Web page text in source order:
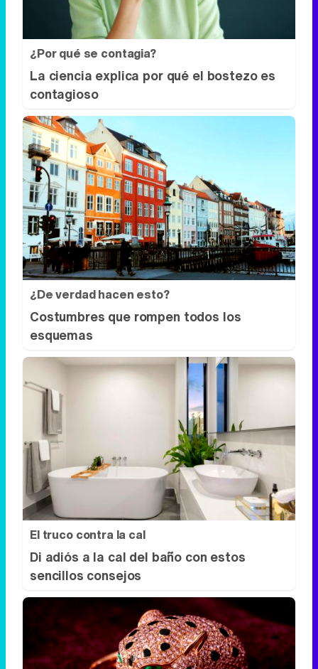
¿Por qué se contagia?
La ciencia explica por qué el bostezo es
contagioso
¿De verdad hacen esto?
Costumbres que rompen todos los
esquemas
El truco contra la cal
Di adiós a la cal del baño con estos
sencillos consejos